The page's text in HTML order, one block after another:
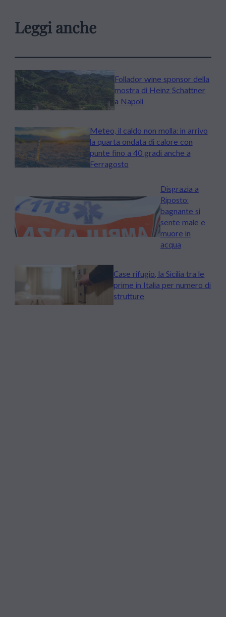
Leggi anche
Follador wine sponsor della
mostra di Heinz Schattner
a Napoli
Meteo, il caldo non molla: in arrivo
la quarta ondata di calore con
punte fino a 40 gradi anche a
Ferragosto
Disgrazia a
Riposto:
bagnante si
sente male e
muore in
acqua
Case rifugio, la Sicilia tra le
prime in Italia per numero di
strutture